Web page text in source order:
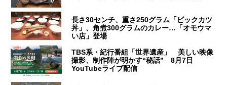
長さ30センチ、重さ250グラム「ビックカツ
丼」、角煮300グラムのカレー…「オモウマ
い店」登場
TBS系・紀行番組「世界遺産」 美しい映像
撮影、制作陣が明かす“秘話” 8月7日
YouTubeライブ配信